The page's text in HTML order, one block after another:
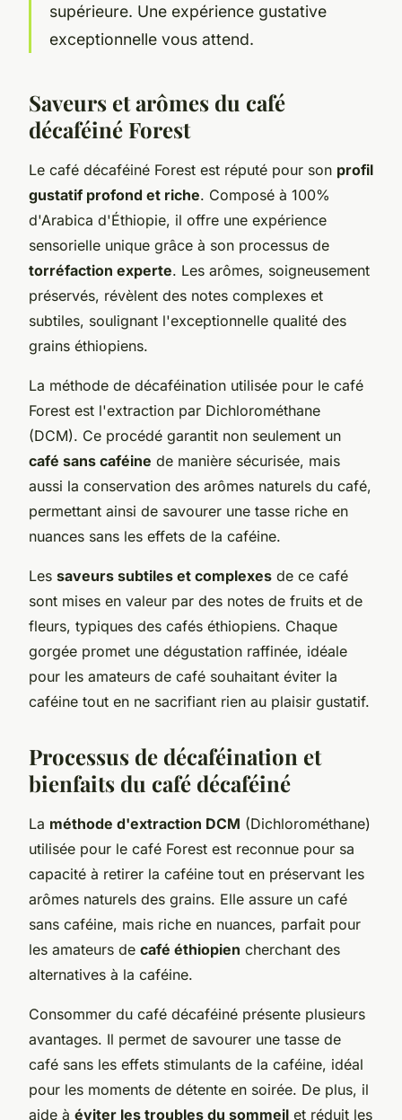
supérieure. Une expérience gustative
exceptionnelle vous attend.
Saveurs et arômes du café
décaféiné Forest
Le café décaféiné Forest est réputé pour son profil
gustatif profond et riche. Composé à 100%
d'Arabica d'Éthiopie, il offre une expérience
sensorielle unique grâce à son processus de
torréfaction experte. Les arômes, soigneusement
préservés, révèlent des notes complexes et
subtiles, soulignant l'exceptionnelle qualité des
grains éthiopiens.
La méthode de décaféination utilisée pour le café
Forest est l'extraction par Dichlorométhane
(DCM). Ce procédé garantit non seulement un
café sans caféine de manière sécurisée, mais
aussi la conservation des arômes naturels du café,
permettant ainsi de savourer une tasse riche en
nuances sans les effets de la caféine.
Les saveurs subtiles et complexes de ce café
sont mises en valeur par des notes de fruits et de
fleurs, typiques des cafés éthiopiens. Chaque
gorgée promet une dégustation raffinée, idéale
pour les amateurs de café souhaitant éviter la
caféine tout en ne sacrifiant rien au plaisir gustatif.
Processus de décaféination et
bienfaits du café décaféiné
La méthode d'extraction DCM (Dichlorométhane)
utilisée pour le café Forest est reconnue pour sa
capacité à retirer la caféine tout en préservant les
arômes naturels des grains. Elle assure un café
sans caféine, mais riche en nuances, parfait pour
les amateurs de café éthiopien cherchant des
alternatives à la caféine.
Consommer du café décaféiné présente plusieurs
avantages. Il permet de savourer une tasse de
café sans les effets stimulants de la caféine, idéal
pour les moments de détente en soirée. De plus, il
aide à éviter les troubles du sommeil et réduit les